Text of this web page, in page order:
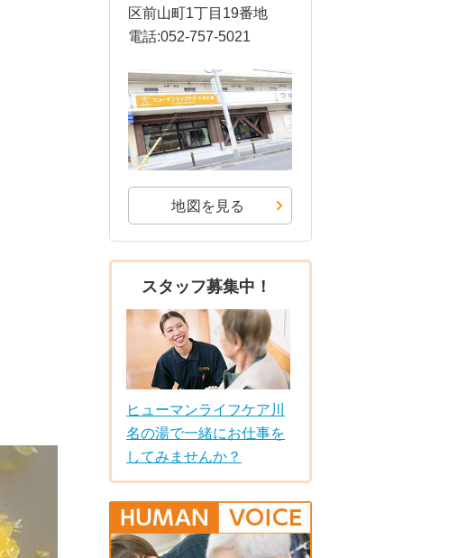
区前山町1丁目19番地
電話:052-757-5021
地図を見る
スタッフ募集中！
ヒューマンライフケア川
名の湯で一緒にお仕事を
してみませんか？